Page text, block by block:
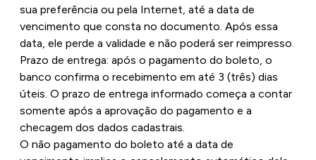
sua preferência ou pela Internet, até a data de
vencimento que consta no documento. Após essa
data, ele perde a validade e não poderá ser reimpresso.
Prazo de entrega: após o pagamento do boleto, o
banco confirma o recebimento em até 3 (três) dias
úteis. O prazo de entrega informado começa a contar
somente após a aprovação do pagamento e a
checagem dos dados cadastrais.
O não pagamento do boleto até a data de